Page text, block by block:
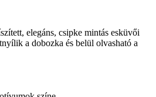
elegáns, csipke mintás esküvői
a dobozka és belül olvasható a